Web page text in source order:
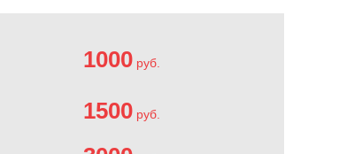
1000 руб.
1500 руб.